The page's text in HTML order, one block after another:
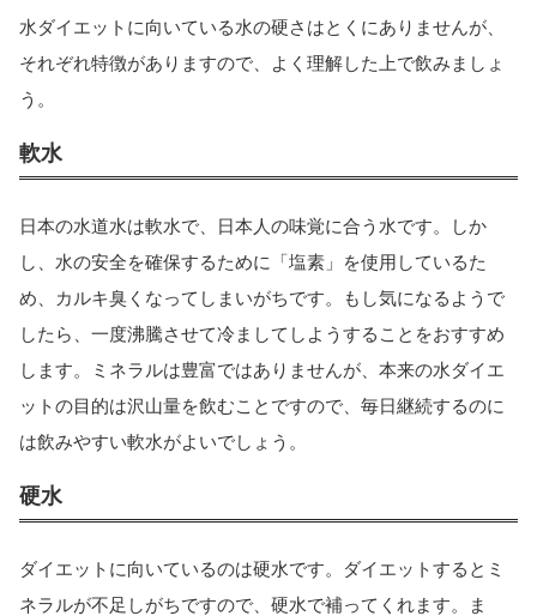
水ダイエットに向いている水の硬さはとくにありませんが、
それぞれ特徴がありますので、よく理解した上で飲みましょ
う。
軟水
日本の水道水は軟水で、日本人の味覚に合う水です。しか
し、水の安全を確保するために「塩素」を使用しているた
め、カルキ臭くなってしまいがちです。もし気になるようで
したら、一度沸騰させて冷ましてしようすることをおすすめ
します。ミネラルは豊富ではありませんが、本来の水ダイエ
ットの目的は沢山量を飲むことですので、毎日継続するのに
は飲みやすい軟水がよいでしょう。
硬水
ダイエットに向いているのは硬水です。ダイエットするとミ
ネラルが不足しがちですので、硬水で補ってくれます。ま